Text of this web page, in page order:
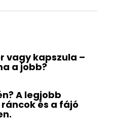
vagy kapszula –
a jobb?
A legjobb
és a fájó